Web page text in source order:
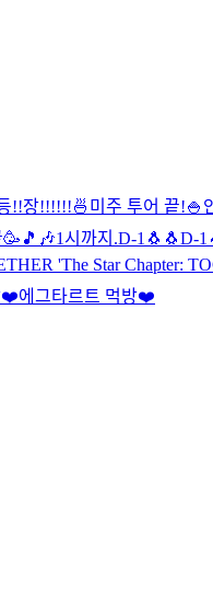
!!장!!!!!!🍜 미주 투어 끝!🍚
🥳 🎵🎶1시까지.D-1🐧🐧D-
'The Star Chapter:
❤️에그타르트 먹방❤️